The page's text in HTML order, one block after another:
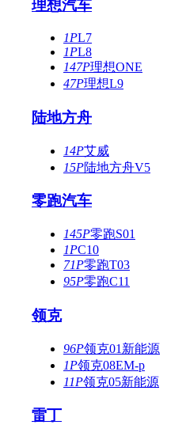
理想汽车
1PL7
1PL8
147P理想ONE
47P理想L9
陆地方舟
14P艾威
15P陆地方舟V5
零跑汽车
145P零跑S01
1PC10
71P零跑T03
95P零跑C11
领克
96P领克01新能源
1P领克08EM-p
11P领克05新能源
雷丁